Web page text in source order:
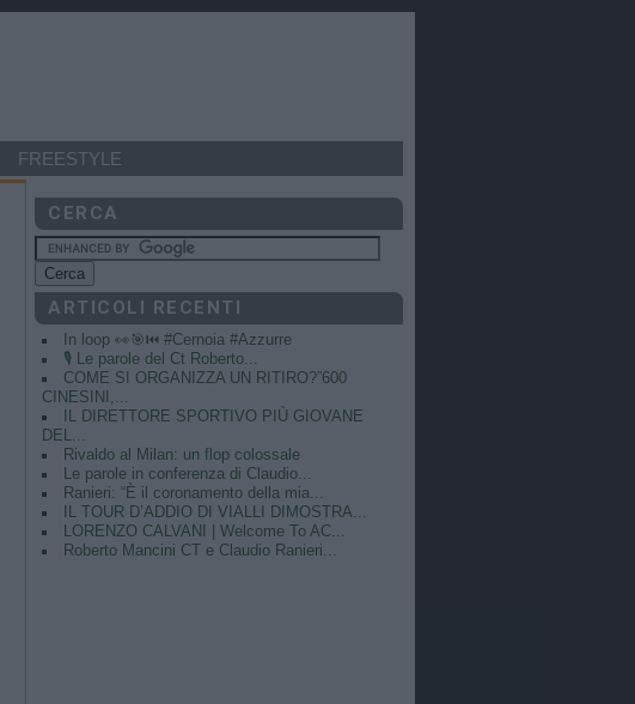
FREESTYLE
CERCA
ARTICOLI RECENTI
In loop 👀🎯⏮️ #Cernoia #Azzurre
🎙️ Le parole del Ct Roberto...
COME SI ORGANIZZA UN RITIRO?”600
CINESINI,...
IL DIRETTORE SPORTIVO PIÙ GIOVANE
DEL...
Rivaldo al Milan: un flop colossale
Le parole in conferenza di Claudio...
Ranieri: “È il coronamento della mia...
IL TOUR D’ADDIO DI VIALLI DIMOSTRA...
LORENZO CALVANI | Welcome To AC...
Roberto Mancini CT e Claudio Ranieri...